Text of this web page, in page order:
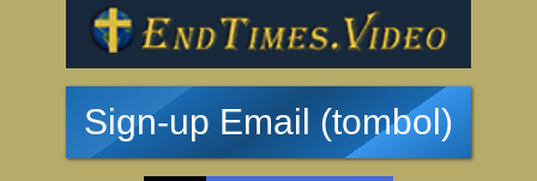
Sign-up Email (tombol)